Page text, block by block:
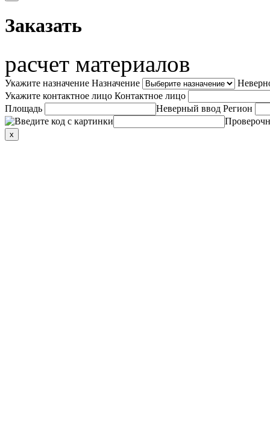
Заказать
расчет материалов
Укажите назначение Назначение
Укажите контактное лицо Контактное лицо
Площадь
Неверный ввод Регион
x